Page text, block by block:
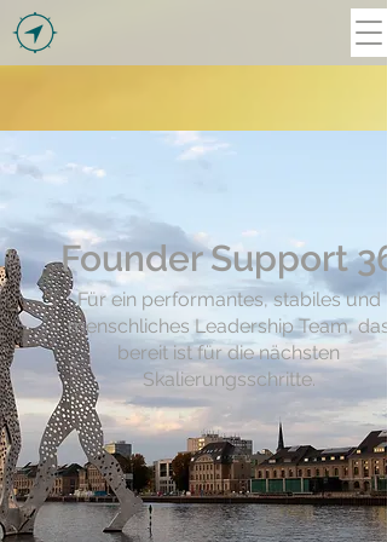
Founder Support 36
Für ein performantes, stabiles und
menschliches Leadership Team, das
bereit ist für die nächsten
Skalierungsschritte.